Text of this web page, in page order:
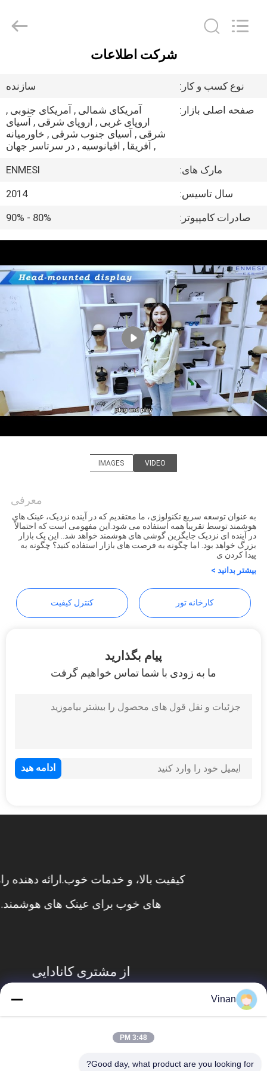
اصلی
محصولات
تور
کارخانه
کنترل
کیفیت
اخبار
موارد
درخواست
نقل قول
نقشه
سایت
سیاست
حفظ
Technology
شرکت اطلاعات
نوع کسب و کار:
سازنده
صفحه اصلی بازار:
آمریکای شمالی , آمریکای جنوبی ,
اروپای غربی , اروپای شرقی , آسیای
شرقی , آسیای جنوب شرقی , خاورمیانه
, آفریقا , اقیانوسیه , در سرتاسر جهان
مارک های:
ENMESI
سال تاسیس:
2014
صادرات کامپیوتر:
80% - 90%
VIDEO
IMAGES
معرفی
به عنوان توسعه سریع تکنولوژی، ما معتقدیم که در آینده نزدیک، عینک های
هوشمند توسط تقریبا همه استفاده می شود.این مفهومی است که احتمالاً
در آینده ای نزدیک جایگزین گوشی های هوشمند خواهد شد.. این یک بازار
بزرگ خواهد بود. اما چگونه به فرصت های بازار استفاده کنید؟ چگونه به
پیدا کردن ی
بیشتر بدانید >
کارخانه تور کنترل کیفیت
پیام بگذارید
ما به زودی با شما تماس خواهیم گرفت
کیفیت بالا، و خدمات خوب.ارائه دهنده راه حل
های خوب برای عینک های هوشمند.
از مشتری کانادایی
Vinan
3:48 PM
Good day, what product are you looking for?